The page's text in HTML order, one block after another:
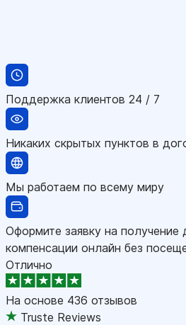
Поддержка клиентов 24 / 7
Никаких скрытых пунктов в
Мы работаем по всему миру
Оформите заявку на получение
компенсации онлайн без
Отлично
На основе 436 отзывов
Truste Reviews